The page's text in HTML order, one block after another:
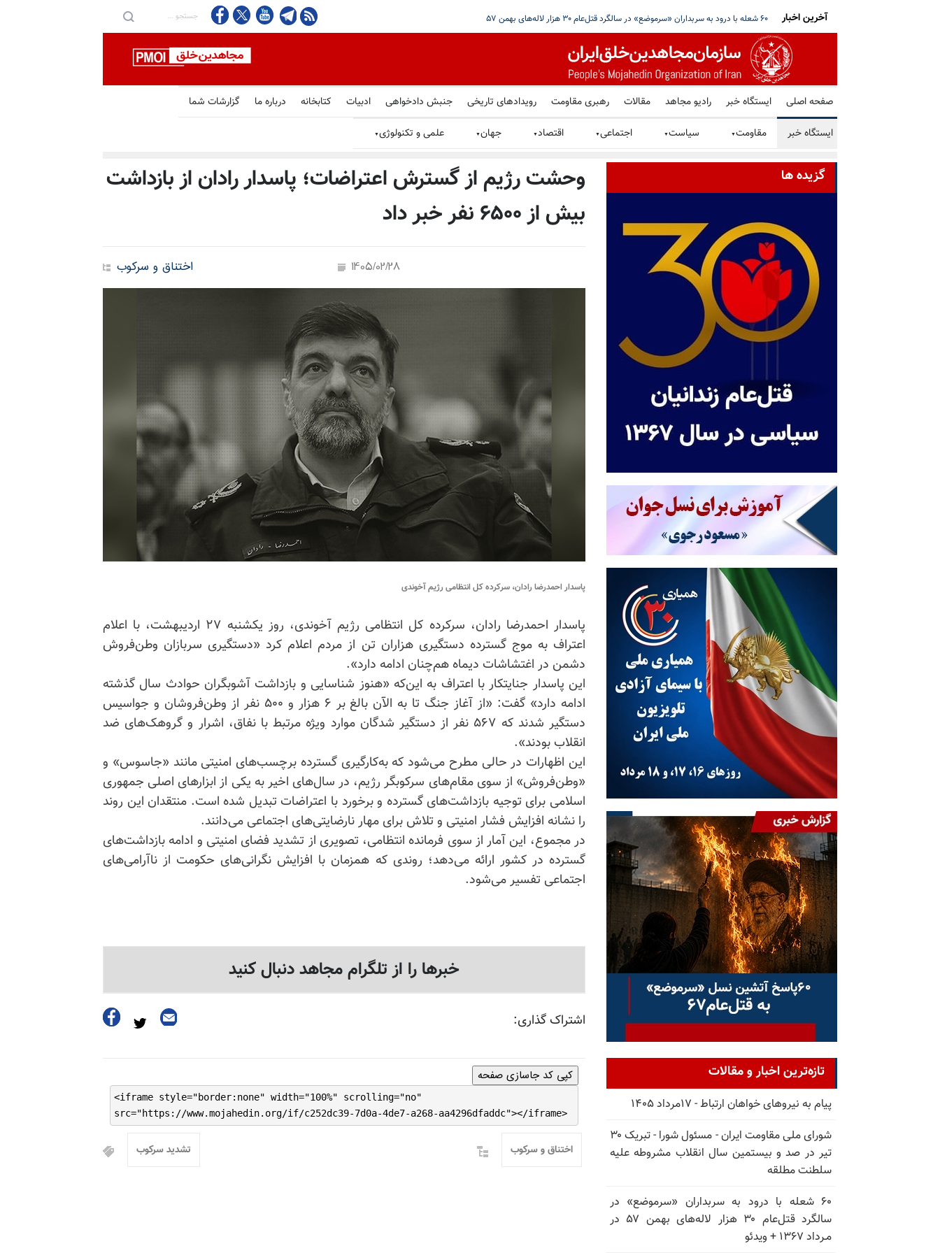
آمریکا یک فرد و شش شرکت و صرافی رمز ارز مرتبط با شبکه مالی سپاه هرمز خبر داد؛ علم‌الهدی خواستار ادامه جنگ
آخرین اخبار
صفحه اصلی ایستگاه خبر رادیو مجاهد مقالات رهبری مقاومت رویدادهای تاریخی جنبش دادخواهی ادبیات کتابخانه درباره ما گزارشات شما
ایستگاه خبر مقاومت▼ سیاست▼ اجتماعی▼ اقتصاد▼ جهان▼ علمی و تکنولوژی▼
وحشت رژیم از گسترش اعتراضات؛ پاسدار رادان از بازداشت
بیش از ۶۵۰۰ نفر خبر داد
اختناق و سرکوب 1405/02/28
پاسدار احمدرضا رادان، سرکرده کل انتظامی رژیم آخوندی
پاسدار احمدرضا رادان، سرکرده کل انتظامی رژیم آخوندی، روز یکشنبه ۲۷ اردیبهشت، با اعلام
اعتراف به موج گسترده دستگیری هزاران تن از مردم اعلام کرد «دستگیری سربازان وطن‌فروش
دشمن در اغتشاشات دیماه هم‌چنان ادامه دارد».
این پاسدار جنایتکار با اعتراف به این‌که «هنوز شناسایی و بازداشت آشوبگران حوادث سال گذشته
ادامه دارد» گفت: «از آغاز جنگ تا به الآن بالغ بر ۶ هزار و ۵۰۰ نفر از وطن‌فروشان و جواسیس
دستگیر شدند که ۵۶۷ نفر از دستگیر شدگان موارد ویژه مرتبط با نفاق، اشرار و گروهک‌های ضد
انقلاب بودند».
این اظهارات در حالی مطرح می‌شود که به‌کارگیری گسترده برچسب‌های امنیتی مانند «جاسوس» و
«وطن‌فروش» از سوی مقام‌های سرکوبگر رژیم، در سال‌های اخیر به یکی از ابزارهای اصلی جمهوری
اسلامی برای توجیه بازداشت‌های گسترده و برخورد با اعتراضات تبدیل شده است. منتقدان این روند
را نشانه افزایش فشار امنیتی و تلاش برای مهار نارضایتی‌های اجتماعی می‌دانند.
در مجموع، این آمار از سوی فرمانده انتظامی، تصویری از تشدید فضای امنیتی و ادامه بازداشت‌های
گسترده در کشور ارائه می‌دهد؛ روندی که همزمان با افزایش نگرانی‌های حکومت از ناآرامی‌های
اجتماعی تفسیر می‌شود.
خبرها را از تلگرام مجاهد دنبال کنید
اشتراک گذاری:
کپی کد جاسازی صفحه
<iframe style="border:none" width="100%" scrolling="no"
src="https://www.mojahedin.org/if/c252dc39-7d0a-4de7-a268-aa4296dfaddc"></iframe>
تشدید سرکوب اختناق و سرکوب
گزیده ها
تازه‌ترین اخبار و مقالات
پیام به نیروهای خواهان ارتباط - ۱۷مرداد ۱۴۰۵
شورای ملی مقاومت ایران - مسئول شورا - تبریک ۳۰
تیر در صد و بیستمین سال انقلاب مشروطه علیه
سلطنت مطلقه
۶۰ شعله با درود به سربداران «سرموضع» در
سالگرد قتل‌عام ۳۰ هزار لاله‌های بهمن ۵۷ در
مـرداد ۱۳۶۷ + ویدئو